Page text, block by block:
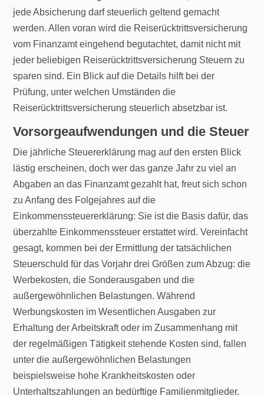
jede Absicherung darf steuerlich geltend gemacht
werden. Allen voran wird die Reiserücktrittsversicherung
vom Finanzamt eingehend begutachtet, damit nicht mit
jeder beliebigen Reiserücktrittsversicherung Steuern zu
sparen sind. Ein Blick auf die Details hilft bei der
Prüfung, unter welchen Umständen die
Reiserücktrittsversicherung steuerlich absetzbar ist.
Vorsorgeaufwendungen und die Steuer
Die jährliche Steuererklärung mag auf den ersten Blick
lästig erscheinen, doch wer das ganze Jahr zu viel an
Abgaben an das Finanzamt gezahlt hat, freut sich schon
zu Anfang des Folgejahres auf die
Einkommenssteuererklärung: Sie ist die Basis dafür, das
überzahlte Einkommenssteuer erstattet wird. Vereinfacht
gesagt, kommen bei der Ermittlung der tatsächlichen
Steuerschuld für das Vorjahr drei Größen zum Abzug: die
Werbekosten, die Sonderausgaben und die
außergewöhnlichen Belastungen. Während
Werbungskosten im Wesentlichen Ausgaben zur
Erhaltung der Arbeitskraft oder im Zusammenhang mit
der regelmäßigen Tätigkeit stehende Kosten sind, fallen
unter die außergewöhnlichen Belastungen
beispielsweise hohe Krankheitskosten oder
Unterhaltszahlungen an bedürftige Familienmitglieder.